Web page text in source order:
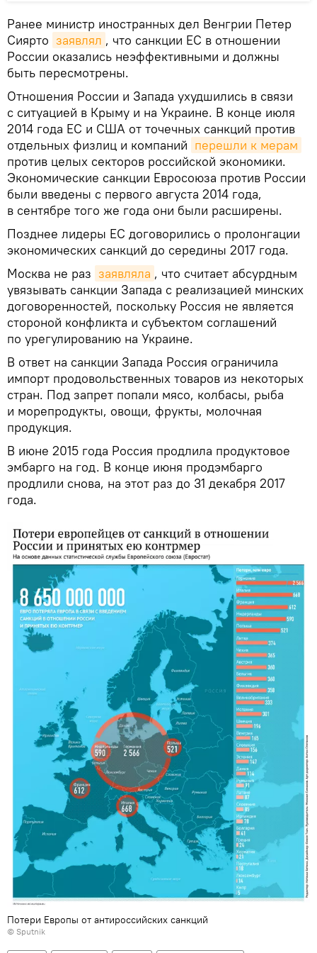
Ранее министр иностранных дел Венгрии Петер
Сиярто заявлял , что санкции ЕС в отношении
России оказались неэффективными и должны
быть пересмотрены.
Отношения России и Запада ухудшились в связи
с ситуацией в Крыму и на Украине. В конце июля
2014 года ЕС и США от точечных санкций против
отдельных физлиц и компаний перешли к мерам
против целых секторов российской экономики.
Экономические санкции Евросоюза против России
были введены с первого августа 2014 года,
в сентябре того же года они были расширены.
Позднее лидеры ЕС договорились о пролонгации
экономических санкций до середины 2017 года.
Москва не раз заявляла , что считает абсурдным
увязывать санкции Запада с реализацией минских
договоренностей, поскольку Россия не является
стороной конфликта и субъектом соглашений
по урегулированию на Украине.
В ответ на санкции Запада Россия ограничила
импорт продовольственных товаров из некоторых
стран. Под запрет попали мясо, колбасы, рыба
и морепродукты, овощи, фрукты, молочная
продукция.
В июне 2015 года Россия продлила продуктовое
эмбарго на год. В конце июня продэмбарго
продлили снова, на этот раз до 31 декабря 2017
года.
Потери Европы от антироссийских санкций
© Sputnik